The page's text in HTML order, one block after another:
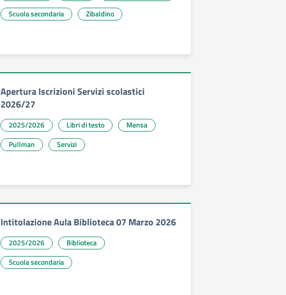
Scuola secondaria
Zibaldino
Apertura Iscrizioni Servizi scolastici
2026/27
2025/2026 Libri di testo
Mensa
Pullman
Servizi
Intitolazione Aula Biblioteca 07 Marzo 2026
2025/2026
Biblioteca
Scuola secondaria